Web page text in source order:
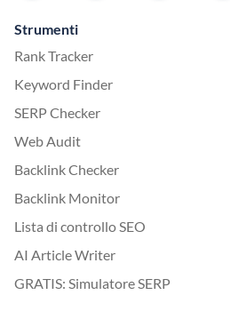
Strumenti
Rank Tracker
Keyword Finder
SERP Checker
Web Audit
Backlink Checker
Backlink Monitor
Lista di controllo SEO
AI Article Writer
GRATIS: Simulatore SERP